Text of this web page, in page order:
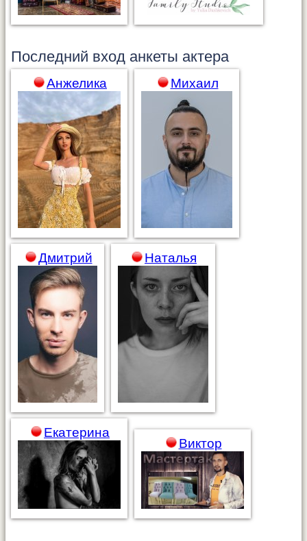
Последний вход анкеты актера
Анжелика Михаил
Дмитрий Наталья
Екатерина
Виктор